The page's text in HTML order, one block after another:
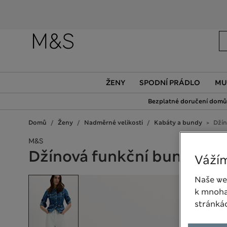
ŽENY SPODNÍ PRÁDLO
Bezplatné doručení
Domů Ženy Nadměrné velikosti Kabáty a bundy
M&S
Džínová funkční bunda
Naše
k